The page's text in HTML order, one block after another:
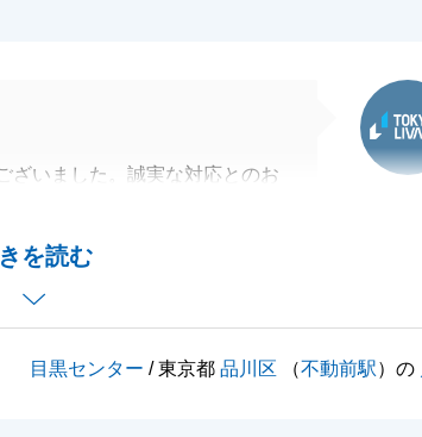
を読む
ざいました。誠実な対応とのお
いて、至らぬ点があったとのこ
葉の背景にある想いや目的まで
がとうございました。
目黒センター / 東京都品川区 （不動前駅）の